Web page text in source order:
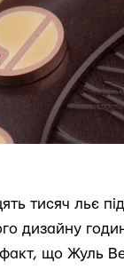
тисяч льє
дизайну
факт, що Жуль